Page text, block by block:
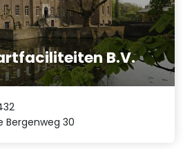
B.V.
Bergenweg 30